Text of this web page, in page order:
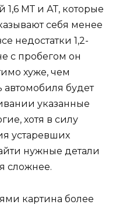
1,6 МТ и АТ, которые
себя менее
недостатки 1,2-
с пробегом он
хуже, чем
будет
указанные
хотя в силу
устаревших
нужные детали
сложнее.
картина более